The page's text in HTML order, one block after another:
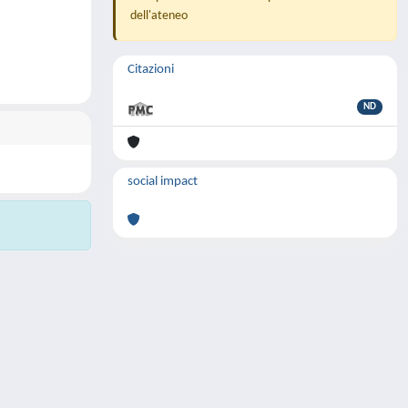
dell'ateneo
Citazioni
ND
social impact